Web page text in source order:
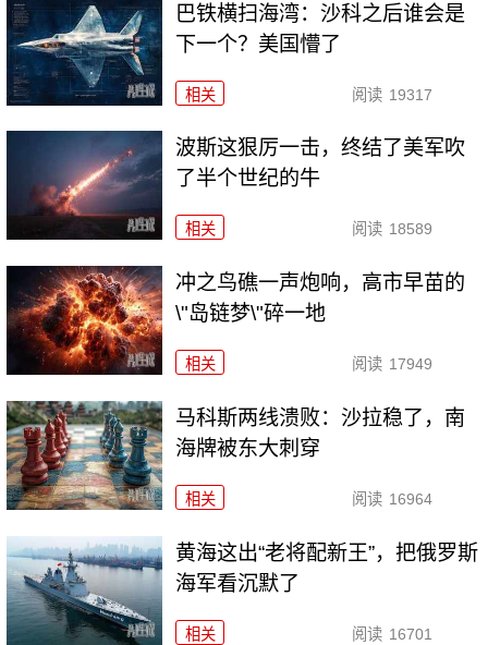
巴铁横扫海湾：沙科之后谁会是
下一个？美国懵了
相关 阅读 19317
波斯这狠厉一击，终结了美军吹
了半个世纪的牛
相关 阅读 18589
冲之鸟礁一声炮响，高市早苗的
\"岛链梦\"碎一地
相关 阅读 17949
马科斯两线溃败：沙拉稳了，南
海牌被东大刺穿
相关 阅读 16964
黄海这出“老将配新王”，把俄罗斯
海军看沉默了
相关 阅读 16701